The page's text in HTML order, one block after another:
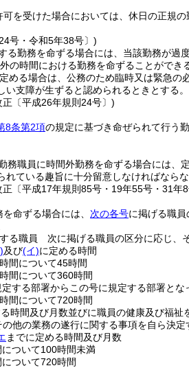
可を受けた場合においては、休日の正規
号・令和5年38号〕)
る勤務を命ずる場合には、当該勤務が過
の時間における勤務を命ずることができ
める場合は、公務のため臨時又は緊急の
支障が生ずると認められるときとする。
〔平成26年規則24号〕)
8条第2項の規定に基づき命ぜられて行う
務職員に時間外勤務を命ずる場合には
ている趣旨に十分留意しなければならな
〔平成17年規則85号・19年55号・31年
命ずる場合には、 次の各号に掲げる職
る職員 次に掲げる職員の区分に応じ、
及び(イ)に定める時間
間について45時間
間について360時間
定する部署からこの号に規定する部署と
間について720時間
時間及び月数並びに職員の健康及び福
他の業務の遂行に関する事項を自ら決
までに定める時間及び月数
ついて100時間未満
ついて720時間